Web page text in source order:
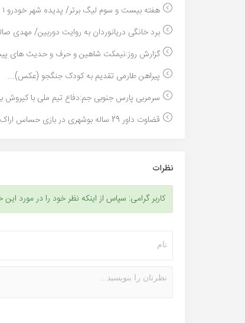
هفته بیست و سوم لیگ برتر/ پدیده شهر خودرو ۱ پارس...
برد خانگی دریانوردان به روایت دوربین/ مهدی
گزارش روز:نیمکت شاهین و حرف و حدیث های
پیراهن طارمی تقدیم به کودک جنگجو (عکس)...
سرمربی پارس جنوبی جم:دفاع تیم ملی با
قضاوت داور 29 ساله بوشهری در بازی حساس اراک+عکس...
نظرات
کاربر گرامی: سپاس از اینکه نظر خود را در مورد